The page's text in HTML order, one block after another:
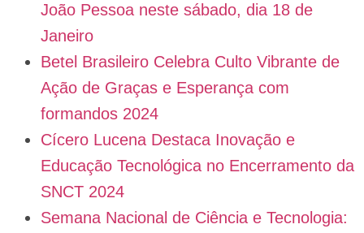
João Pessoa neste sábado, dia 18 de
Janeiro
Betel Brasileiro Celebra Culto Vibrante de
Ação de Graças e Esperança com
formandos 2024
Cícero Lucena Destaca Inovação e
Educação Tecnológica no Encerramento da
SNCT 2024
Semana Nacional de Ciência e Tecnologia: